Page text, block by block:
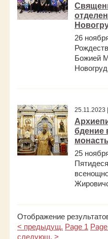
26
Божией
бдение
25
Отображение
< предыдущ. Page 1
следующ. >